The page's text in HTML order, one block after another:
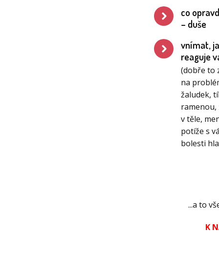
co
– duše
vnímat,
reaguje
(dobře to
na
žaludek,
ramenou,
v těle,
potíže s
bolesti
...a to
K